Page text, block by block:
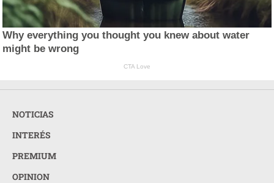
Why everything you thought you knew about water
might be wrong
CTA Love
NOTICIAS
INTERÉS
PREMIUM
OPINION